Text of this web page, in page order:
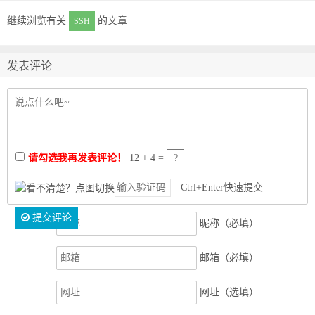
继续浏览有关 SSH 的文章
发表评论
请勾选我再发表评论！ 12 + 4 =
Ctrl+Enter快速提交
提交评论
昵称（必填）
邮箱（必填）
网址（选填）